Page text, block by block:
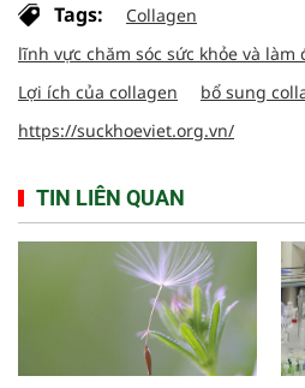
Tags:
Collagen
lĩnh vực chăm sóc sức khỏe và làm
Lợi ích của collagen
bổ sung
https://suckhoeviet.org.vn/
TIN LIÊN QUAN